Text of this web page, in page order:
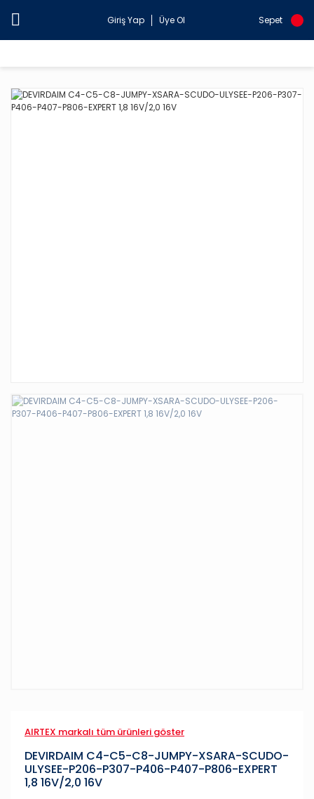
Giriş Yap Üye Ol Sepet
AIRTEX markalı tüm ürünleri göster
DEVIRDAIM C4-C5-C8-JUMPY-XSARA-SCUDO-
ULYSEE-P206-P307-P406-P407-P806-EXPERT
1,8 16V/2,0 16V